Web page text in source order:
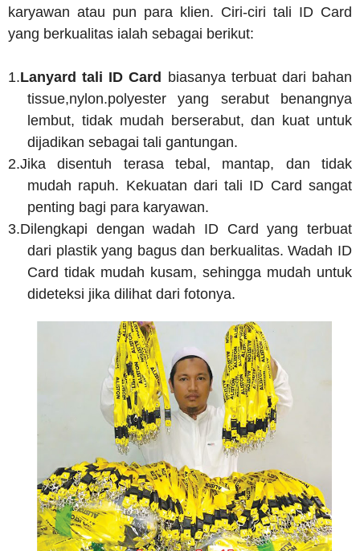
karyawan atau pun para klien. Ciri-ciri tali ID Card
yang berkualitas ialah sebagai berikut:
1.Lanyard tali ID Card
biasanya terbuat dari bahan
tissue,nylon.polyester yang serabut benangnya
lembut, tidak mudah berserabut, dan kuat untuk
dijadikan sebagai tali gantungan.
2.Jika disentuh terasa tebal, mantap, dan tidak
mudah rapuh. Kekuatan dari tali ID Card sangat
penting bagi para karyawan.
3.Dilengkapi dengan wadah ID Card yang terbuat
dari plastik yang bagus dan berkualitas. Wadah ID
Card tidak mudah kusam, sehingga mudah untuk
dideteksi jika dilihat dari fotonya.